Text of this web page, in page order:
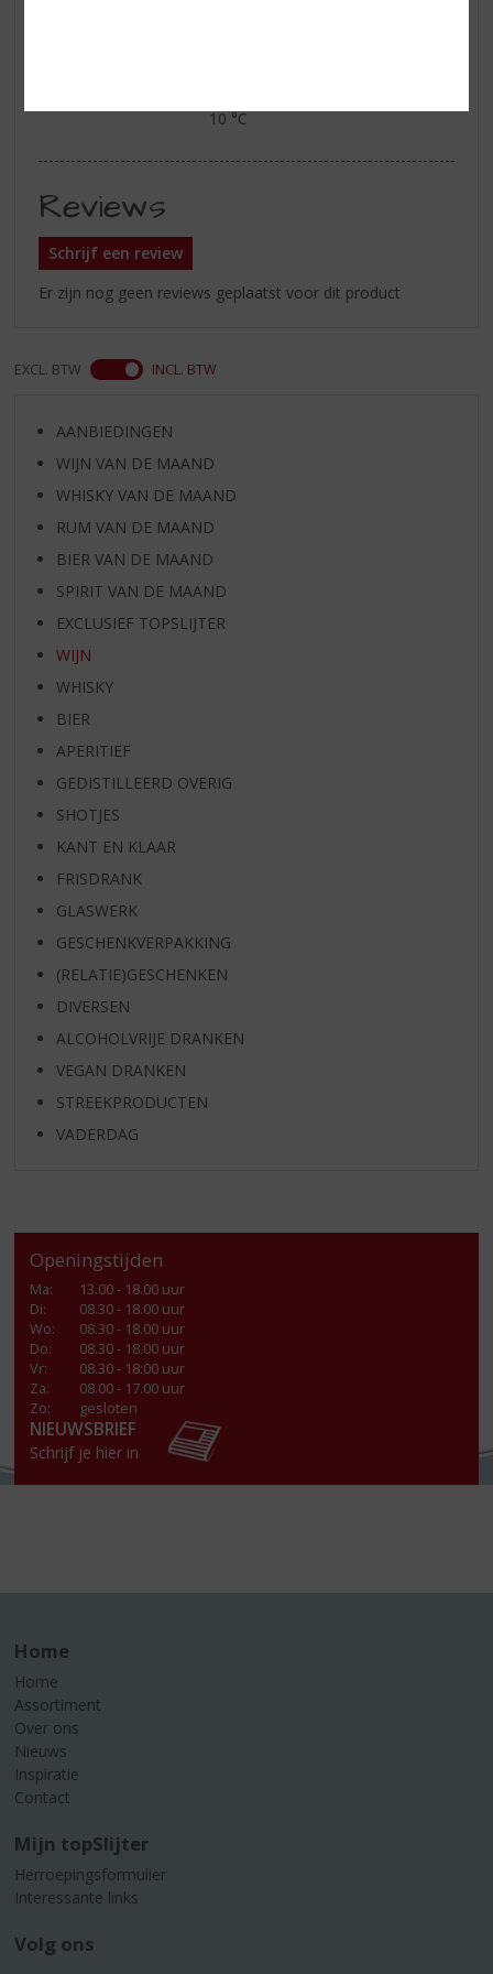
10 °C
Reviews
Schrijf een review
Er zijn nog geen reviews geplaatst voor dit product
EXCL. BTW INCL. BTW
AANBIEDINGEN
WIJN VAN DE MAAND
WHISKY VAN DE MAAND
RUM VAN DE MAAND
BIER VAN DE MAAND
SPIRIT VAN DE MAAND
EXCLUSIEF TOPSLIJTER
WIJN
WHISKY
BIER
APERITIEF
GEDISTILLEERD OVERIG
SHOTJES
KANT EN KLAAR
FRISDRANK
GLASWERK
GESCHENKVERPAKKING
(RELATIE)GESCHENKEN
DIVERSEN
ALCOHOLVRIJE DRANKEN
VEGAN DRANKEN
STREEKPRODUCTEN
VADERDAG
Openingstijden
Ma:
13.00 - 18.00 uur
Di:
08.30 - 18.00 uur
Wo:
08.30 - 18.00 uur
Do:
08.30 - 18.00 uur
Vr:
08.30 - 18:00 uur
Za:
08.00 - 17.00 uur
Zo:
gesloten
NIEUWSBRIEF
Schrijf je hier in
Home
Home
Assortiment
Over ons
Nieuws
Inspiratie
Contact
Mijn topSlijter
Herroepingsformulier
Interessante links
Volg ons